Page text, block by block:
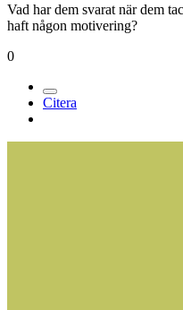
Vad har dem svarat när dem
haft någon motivering?
0
Citera